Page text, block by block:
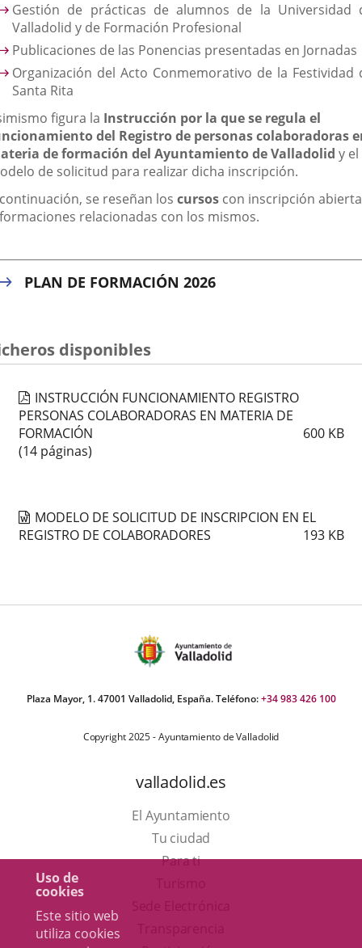
Uso de
cookies
Este sitio web
utiliza cookies
Gestión de prácticas de alumnos de la Universidad
Valladolid y de Formación Profesional
Publicaciones de las Ponencias presentadas en Jornadas
Organización del Acto Conmemorativo de la Festividad
Santa Rita
figura la Instrucción por la que se regula el
del Registro de personas colaboradoras
de formación del Ayuntamiento de Valladolid y el
de solicitud para realizar dicha inscripción.
se reseñan los cursos con inscripción
relacionadas con los mismos.
PLAN DE FORMACIÓN 2026
disponibles
INSTRUCCIÓN FUNCIONAMIENTO REGISTRO
PERSONAS COLABORADORAS EN MATERIA DE
FORMACIÓN
600 KB
(14 páginas)
MODELO DE SOLICITUD DE INSCRIPCION EN EL
REGISTRO DE COLABORADORES
193 KB
Plaza Mayor, 1. 47001 Valladolid, España. Teléfono:+34 983 426 100
Copyright 2025 - Ayuntamiento de Valladolid
valladolid.es
El Ayuntamiento
Tu ciudad
Para ti